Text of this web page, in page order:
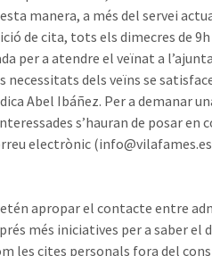
manera, a més del servei
de cita, tots els dimecres de
per a atendre el veïnat a
necessitats dels veïns se
Abel Ibáñez. Per a demanar
s’hauran de posar
electrònic
apropar el contacte entre
més iniciatives per a saber el
les cites personals fora del